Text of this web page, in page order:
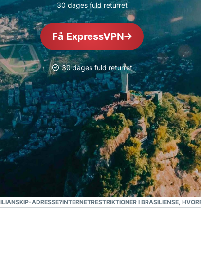
forbrugere, der er
drevet af fortrolig
databehandling til
databeskyttelsesstyret
intelligens.
pakke med
værktøjer til
beskyttelse,
overvågning
datafjernelse
30 dages fuld returret
Få ExpressVPN
30 dages fuld returret
ADRESSE?INTERNETRESTRIKTIONER I BRASILIENSE,